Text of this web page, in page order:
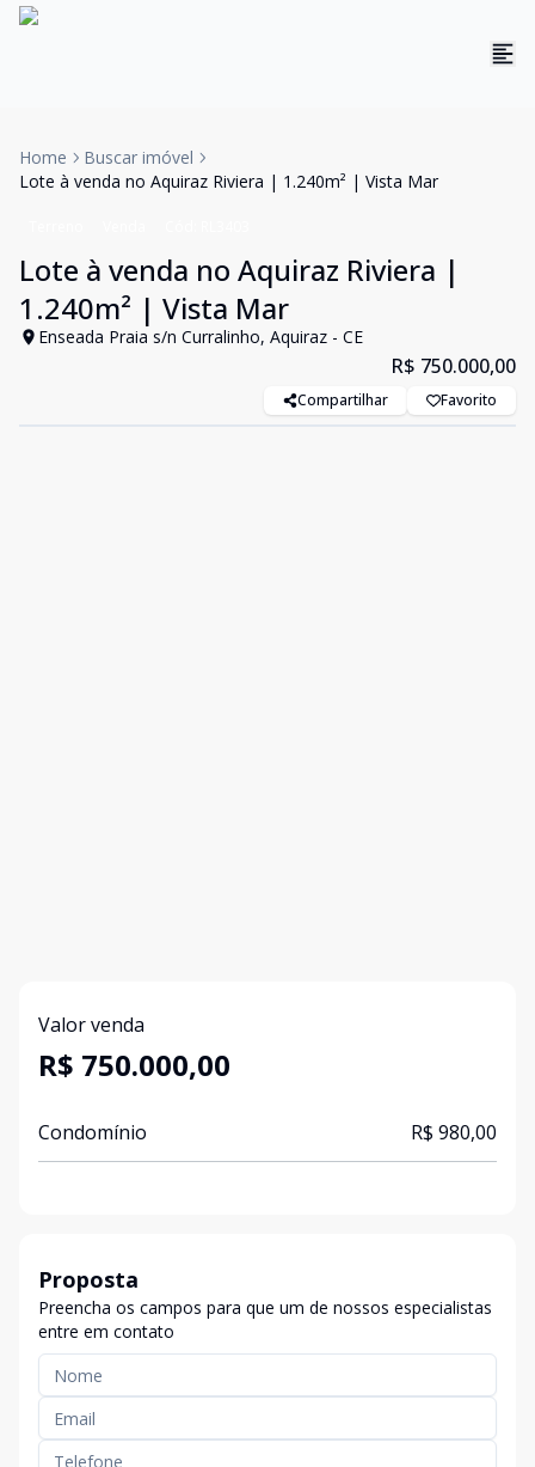
Home
Buscar imóvel
Lote à venda no Aquiraz Riviera | 1.240m² | Vista Mar
Lote à venda no Aquiraz Riviera |
1.240m² | Vista Mar
Enseada Praia s/n Curralinho, Aquiraz - CE
R$ 750.000,00
Compartilhar Favorito
Valor venda
R$ 750.000,00
Condomínio R$ 980,00
Proposta
Preencha os campos para que um de nossos especialistas
entre em contato